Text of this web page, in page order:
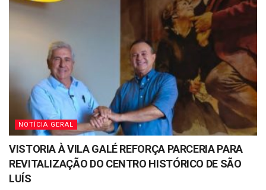
NOTÍCIA GERAL
VISTORIA À VILA GALÉ REFORÇA PARCERIA PARA
REVITALIZAÇÃO DO CENTRO HISTÓRICO DE SÃO
LUÍS